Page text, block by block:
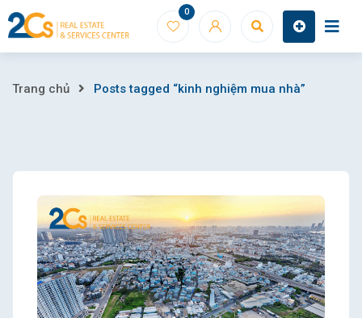
Skip
to
0
Posts
“kinh
nghiệm
mua
nhà”
Trang chủ Posts tagged “kinh nghiệm mua nhà”